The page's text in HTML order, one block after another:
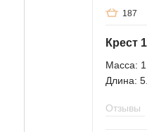
187
Крест
Масса:
Длина:
Отзывы